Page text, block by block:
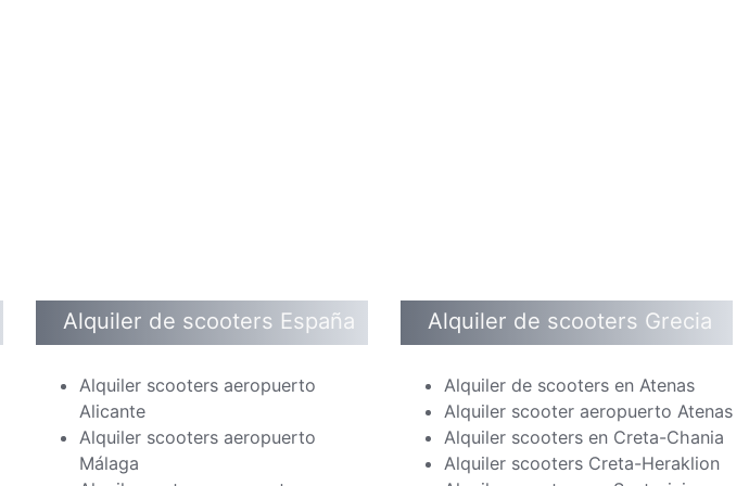
Alquiler de scooters España
Alquiler scooters aeropuerto
Alicante
Alquiler scooters aeropuerto
Málaga
Alquiler de scooters Grecia
Alquiler de scooters en Atenas
Alquiler scooter aeropuerto Atenas
Alquiler scooters en Creta-Chania
Alquiler scooters Creta-Heraklion